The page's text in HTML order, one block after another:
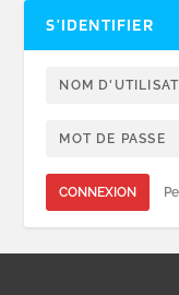
S’IDENTIFIER
CONNEXION